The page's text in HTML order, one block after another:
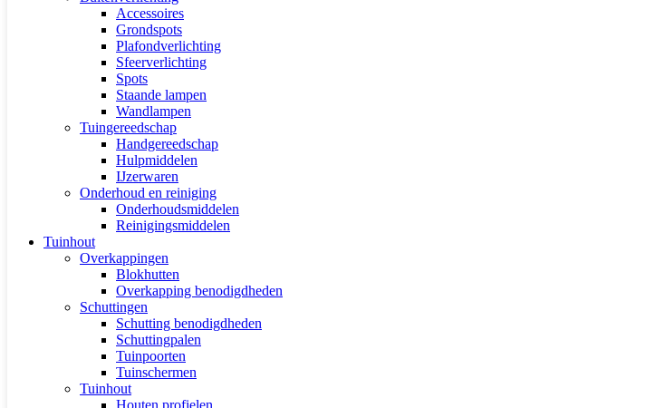
Accessoires
Grondspots
Plafondverlichting
Sfeerverlichting
Spots
Staande lampen
Wandlampen
Tuingereedschap
Handgereedschap
Hulpmiddelen
IJzerwaren
Onderhoud en reiniging
Onderhoudsmiddelen
Reinigingsmiddelen
Tuinhout
Overkappingen
Blokhutten
Overkapping benodigdheden
Schuttingen
Schutting benodigdheden
Schuttingpalen
Tuinpoorten
Tuinschermen
Tuinhout
Houten profielen